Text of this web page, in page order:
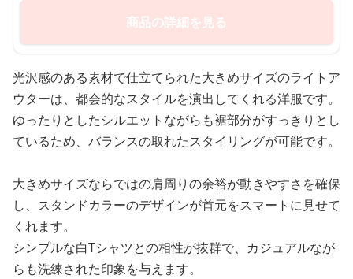
商品の詳細を見る
光沢感のある素材で仕立てられた大きめサイズのライトア
ウターは、都会的なスタイルを演出してくれる洋服です。
ゆったりとしたシルエットながらも裾部分がすっきりとし
ているため、バランスの取れたスタイリングが可能です。
大きめサイズならではの肩周りの余裕が動きやすさを確保
し、スタンドカラーのデザインが首元をスマートに見せて
くれます。
シンプルな白Tシャツとの相性が抜群で、カジュアルなが
らも洗練された印象を与えます。